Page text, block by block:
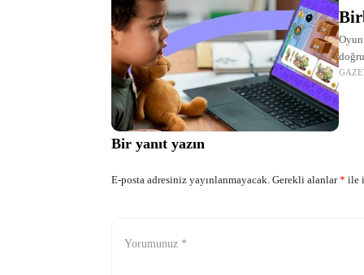
Bir yanıt yazın
E-posta adresiniz yayınlanmayacak. Gerekli alanlar* ile